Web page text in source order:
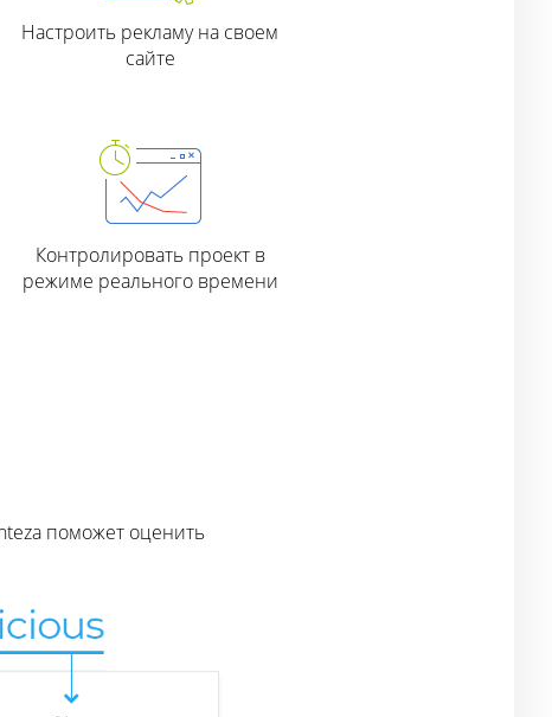
Настроить рекламу на своем
сайте
Контролировать проект в
режиме реального времени
поможет оценить